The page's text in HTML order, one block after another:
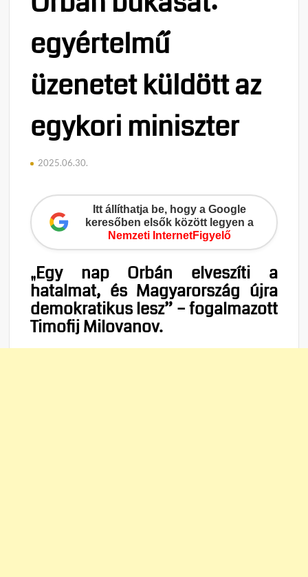
egyértelmű
üzenetet küldött az
egykori miniszter
2025.06.30.
Itt állíthatja be, hogy a Google
keresőben elsők között legyen a
Nemzeti InternetFigyelő
„Egy nap Orbán elveszíti a
hatalmat, és Magyarország újra
demokratikus lesz” – fogalmazott
Timofij Milovanov.